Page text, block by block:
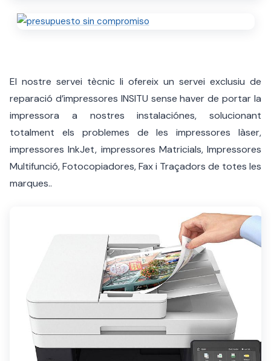
El nostre servei tècnic li ofereix un servei exclusiu de
reparació d’impressores INSITU sense haver de portar la
impressora a nostres instalaciónes, solucionant
totalment els problemes de les impressores làser,
impressores InkJet, impressores Matricials, Impressores
Multifunció, Fotocopiadores, Fax i Traçadors de totes les
marques..